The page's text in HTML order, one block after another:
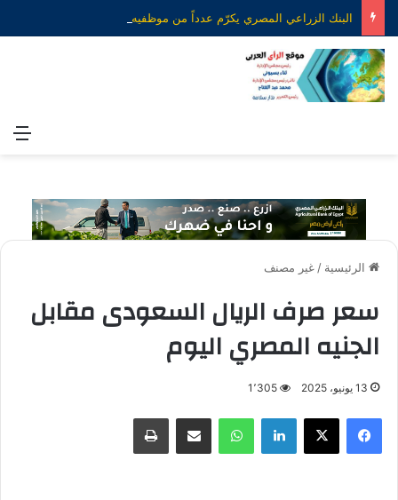
الرئيسية /غير مصنف
سعر صرف الريال السعودى مقابل
الجنيه المصري اليوم
13 يونيو، 2025 1٬305
فيسبوك X لينكدإن واتساب مشاركة عبر البريد طباعة